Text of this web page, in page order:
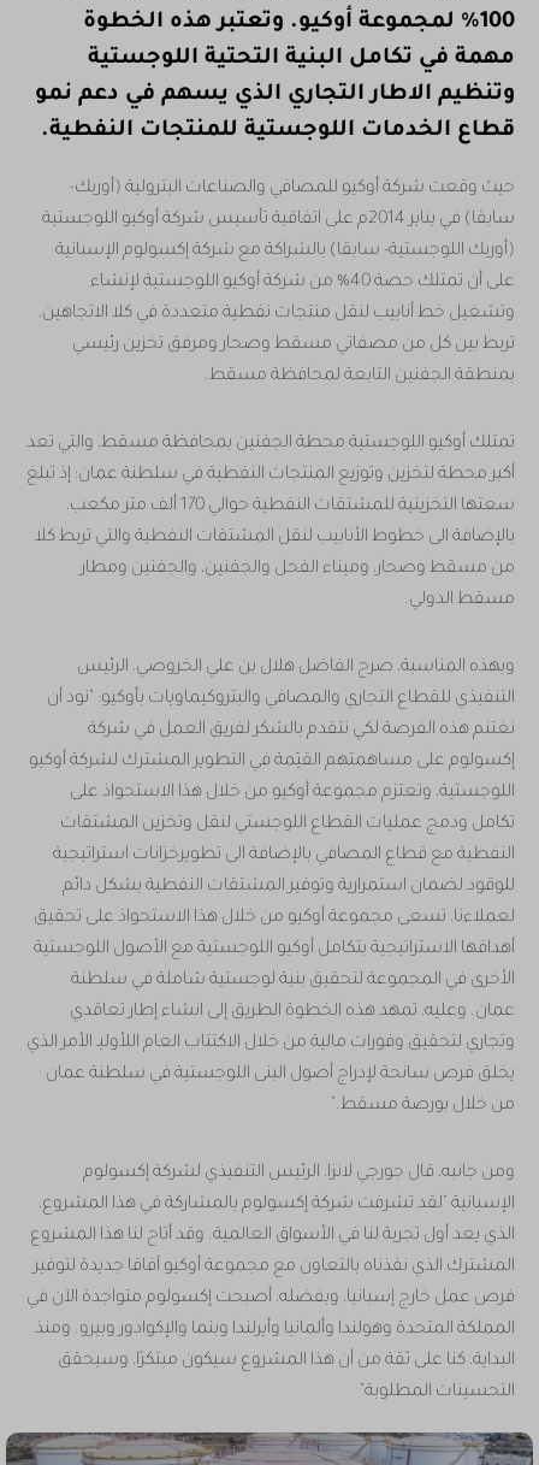
100% لمجموعة أوكيو. وتعتبر هذه الخطوة
مهمة في تكامل البنية التحتية اللوجستية
وتنظيم الاطار التجاري الذي يسهم في دعم نمو
قطاع الخدمات اللوجستية للمنتجات النفطية.
حيث وقعت شركة أوكيو للمصافي والصناعات البترولية (أوربك-
سابقا) في يناير 2014م على اتفاقية تأسيس شركة أوكيو اللوجستية
(أوربك اللوجستية- سابقا) بالشراكة مع شركة إكسولوم الإسبانية
على أن تمتلك حصة 40% من شركة أوكيو اللوجستية لإنشاء
وتشغيل خط أنابيب لنقل منتجات نفطية متعددة في كلا الاتجاهين،
تربط بين كل من مصفاتي مسقط وصحار ومرفق تخزين رئيسي
بمنطقة الجفنين التابعة لمحافظة مسقط.
تمتلك أوكيو اللوجستية محطة الجفنين بمحافظة مسقط، والتي تعد
أكبر محطة لتخزين وتوزيع المنتجات النفطية في سلطنة عمان؛ إذ تبلغ
سعتها التخزينية للمشتقات النفطية حوالي 170 ألف متر مكعب،
بالإضافة الى خطوط الأنابيب لنقل المشتقات النفطية والتي تربط كلا
من مسقط وصحار، وميناء الفحل والجفنين، والجفنين ومطار
مسقط الدولي.
وبهذه المناسبة، صرح الفاضل هلال بن علي الخروصي، الرئيس
التنفيذي للقطاع التجاري والمصافي والبتروكيماويات بأوكيو: "نود أن
نغتنم هذه الفرصة لكي نتقدم بالشكر لفريق العمل في شركة
إكسولوم على مساهمتهم القيّمة في التطوير المشترك لشركة أوكيو
اللوجستية، وتعتزم مجموعة أوكيو من خلال هذا الاستحواذ على
تكامل ودمج عمليات القطاع اللوجستي لنقل وتخزين المشتقات
النفطية مع قطاع المصافي بالإضافة الى تطويرخزانات استراتيجية
للوقود لضمان استمرارية وتوفير المشتقات النفطية بشكل دائم
لعملاءنا، تسعى مجموعة أوكيو من خلال هذا الاستحواذ على تحقيق
أهدافها الاستراتيجية بتكامل أوكيو اللوجستية مع الأصول اللوجستية
الأخرى في المجموعة لتحقيق بنية لوجستية شاملة في سلطنة
عمان. وعليه، تمهد هذه الخطوة الطريق إلى انشاء إطار تعاقدي
وتجاري لتحقيق وفورات مالية من خلال الاكتتاب العام اللأوليـ الأمر الذي
يخلق فرص سانحة لإدراج أصول البنى اللوجستية في سلطنة عمان
من خلال بورصة مسقط."
ومن جانبه، قال جورجي لانزا، الرئيس التنفيذي لشركة إكسولوم
الإسبانية "لقد تشرفت شركة إكسولوم بالمشاركة في هذا المشروع،
الذي يعد أول تجربة لنا في الأسواق العالمية. وقد أتاح لنا هذا المشروع
المشترك الذي نفذناه بالتعاون مع مجموعة أوكيو آفاقا جديدة لتوفير
فرص عمل خارج إسبانيا، وبفضله، أصبحت إكسولوم متواجدة الآن في
المملكة المتحدة وهولندا وألمانيا وأيرلندا وبنما والإكوادور وبيرو. ومنذ
البداية، كنا على ثقة من أن هذا المشروع سيكون مبتكرًا، وسيحقق
التحسينات المطلوبة"